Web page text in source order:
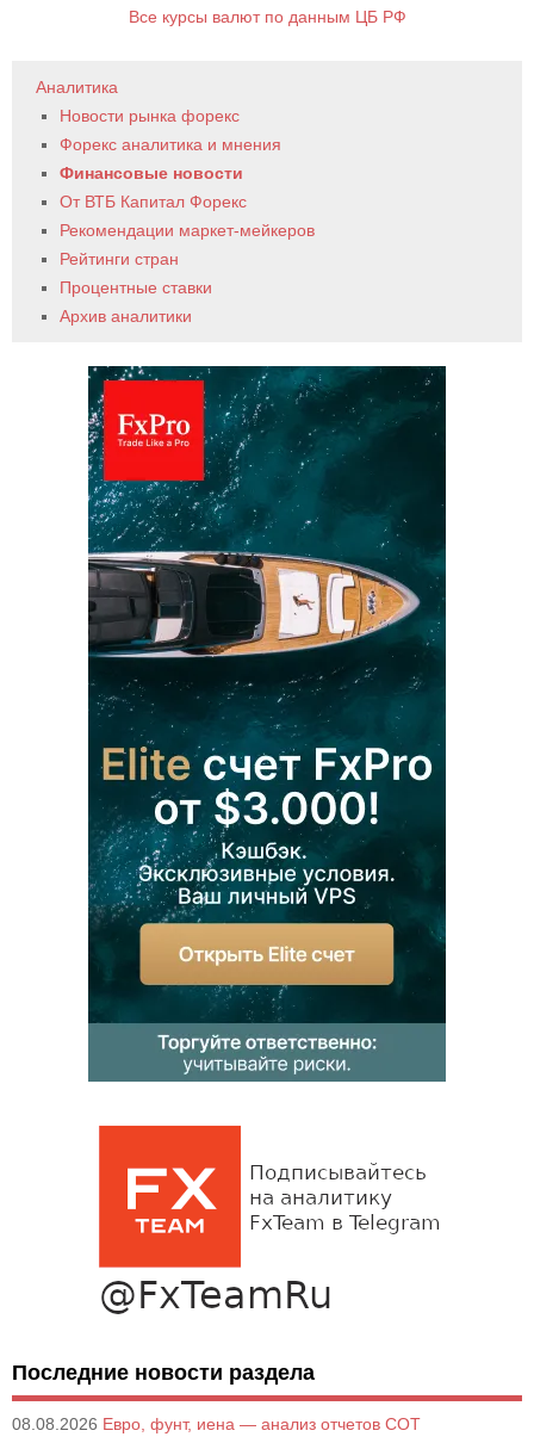
Все курсы валют по данным ЦБ РФ
Аналитика
Новости рынка форекс
Форекс аналитика и мнения
Финансовые новости
От ВТБ Капитал Форекс
Рекомендации маркет-мейкеров
Рейтинги стран
Процентные ставки
Архив аналитики
Последние новости раздела
08.08.2026 Евро, фунт, иена — анализ отчетов СОТ